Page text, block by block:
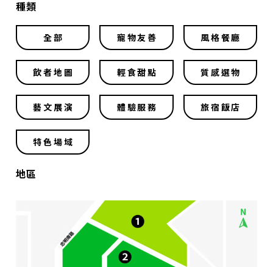
種類
全部 寵物友善 風格餐廳
飲者地圖 輕食甜點 質感選物
藝文展演 體驗服務 旅宿飯店
特色場域
地區